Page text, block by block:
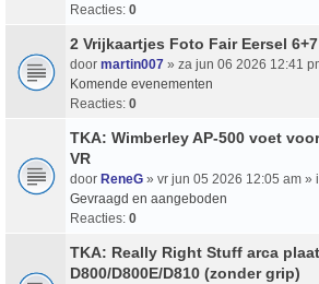
Reacties: 0
2 Vrijkaartjes Foto Fair Eersel
door martin007 » za jun 06 2026 12:41
Komende evenementen
Reacties: 0
TKA: Wimberley AP-500 voet
VR
door ReneG » vr jun 05 2026 12:05 am »
Gevraagd en aangeboden
Reacties: 0
TKA: Really Right Stuff arca
D800/D800E/D810 (zonder grip)